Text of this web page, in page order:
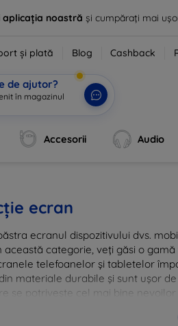
aplicația noastră și cumpărați mai
și plată Blog Cashback
de ajutor?
în magazinul
Accesorii Audio
ecran
ecranul dispozitivului dvs.
această categorie, veți găsi o
telefoanelor și tabletelor
materiale durabile și sunt ușor
se potrivește cel mai bine